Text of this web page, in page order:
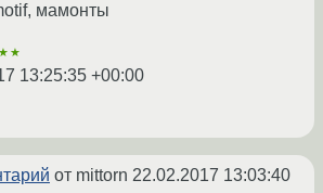
мамонты
13:25:35 +00:00
от mittorn 22.02.2017 13:03:40